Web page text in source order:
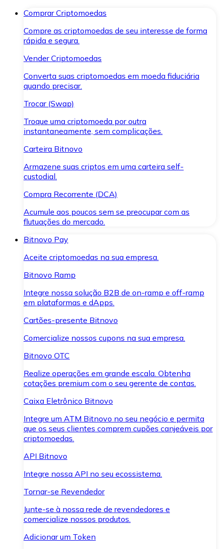
Comprar Criptomoedas
Compre as criptomoedas de seu interesse de forma
rápida e segura.
Vender Criptomoedas
Converta suas criptomoedas em moeda fiduciária
quando precisar.
Trocar (Swap)
Troque uma criptomoeda por outra
instantaneamente, sem complicações.
Carteira Bitnovo
Armazene suas criptos em uma carteira self-
custodial.
Compra Recorrente (DCA)
Acumule aos poucos sem se preocupar com as
flutuações do mercado.
Bitnovo Pay
Aceite criptomoedas na sua empresa.
Bitnovo Ramp
Integre nossa solução B2B de on-ramp e off-ramp
em plataformas e dApps.
Cartões-presente Bitnovo
Comercialize nossos cupons na sua empresa.
Bitnovo OTC
Realize operações em grande escala. Obtenha
cotações premium com o seu gerente de contas.
Caixa Eletrônico Bitnovo
Integre um ATM Bitnovo no seu negócio e permita
que os seus clientes comprem cupões canjeáveis por
criptomoedas.
API Bitnovo
Integre nossa API no seu ecossistema.
Tornar-se Revendedor
Junte-se à nossa rede de revendedores e
comercialize nossos produtos.
Adicionar um Token